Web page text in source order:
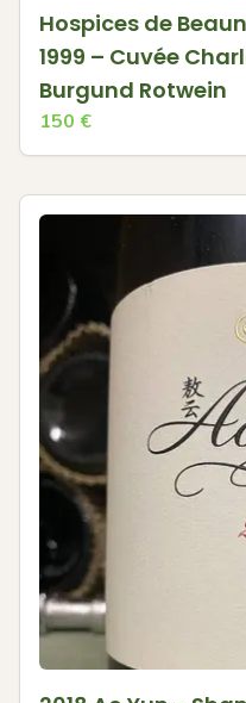
Hospices de
1999 – Cuvée
Burgund Rotwein
150 €